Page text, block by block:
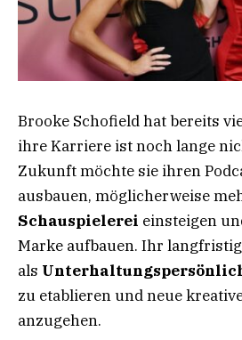
Brooke Schofield hat bereits
ihre Karriere ist noch lange
Zukunft möchte sie ihren
ausbauen, möglicherweise
Schauspielerei einsteigen
Marke aufbauen. Ihr
als
zu etablieren und neue
anzugehen.